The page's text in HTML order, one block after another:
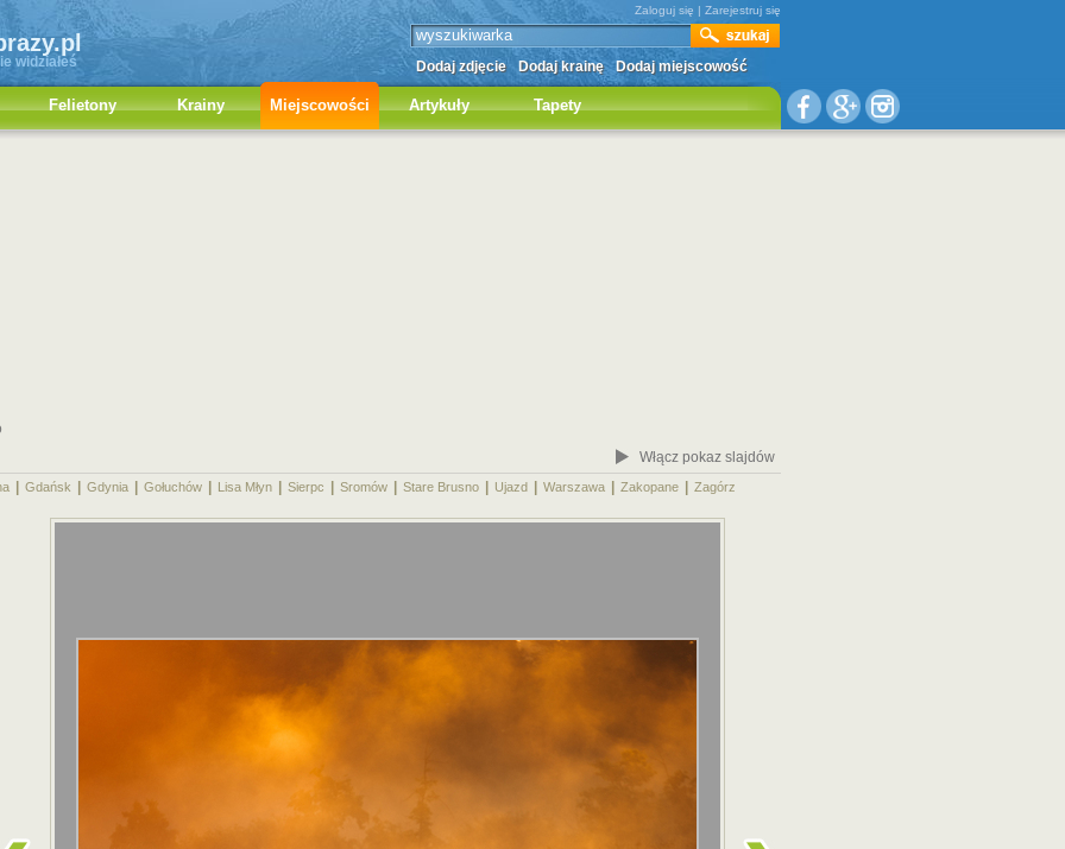
widziałeś
Zaloguj się | Zarejestruj się
Dodaj zdjęcie Dodaj krainę Dodaj miejscowość
Felietony Krainy Miejscowości Artykuły Tapety
Włącz pokaz slajdów
Gdańsk Gdynia Gołuchów Lisa Młyn Sierpc Sromów Stare Brusno Ujazd Warszawa Zakopane Zagórz